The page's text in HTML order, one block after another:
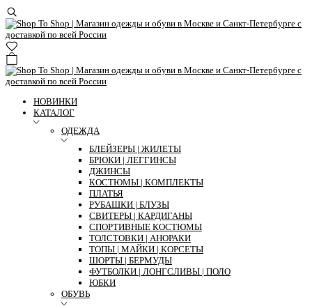
НОВИНКИ
КАТАЛОГ
ОДЕЖДА
БЛЕЙЗЕРЫ | ЖИЛЕТЫ
БРЮКИ | ЛЕГГИНСЫ
ДЖИНСЫ
КОСТЮМЫ | КОМПЛЕКТЫ
ПЛАТЬЯ
РУБАШКИ | БЛУЗЫ
СВИТЕРЫ | КАРДИГАНЫ
СПОРТИВНЫЕ КОСТЮМЫ
ТОЛСТОВКИ | АНОРАКИ
ТОПЫ | МАЙКИ | КОРСЕТЫ
ШОРТЫ | БЕРМУДЫ
ФУТБОЛКИ | ЛОНГСЛИВЫ | ПОЛО
ЮБКИ
ОБУВЬ